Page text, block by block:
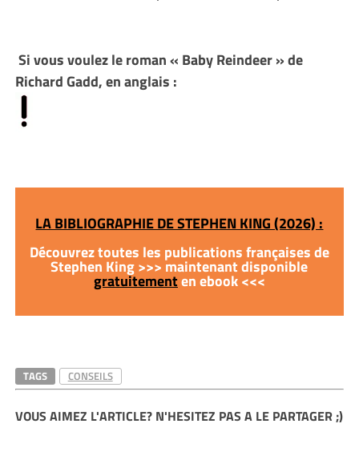
Si vous voulez le roman « Baby Reindeer » de
Richard Gadd, en anglais :
LA BIBLIOGRAPHIE DE STEPHEN KING (2026) :
Découvrez toutes les publications françaises de
Stephen King >>> maintenant disponible
gratuitementen ebook <<<
TAGS CONSEILS
VOUS AIMEZ L'ARTICLE? N'HESITEZ PAS A LE PARTAGER ;)